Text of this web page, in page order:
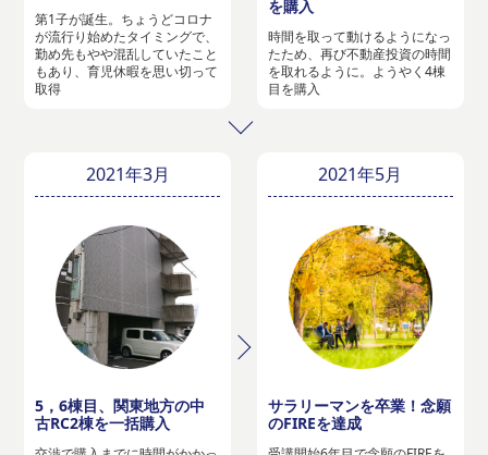
第1子が誕生。ちょうどコロナ
が流行り始めたタイミングで、
勤め先もやや混乱していたこと
もあり、育児休暇を思い切って
取得
を購入
時間を取って動けるようになっ
たため、再び不動産投資の時間
を取れるように。ようやく4棟
目を購入
2021年3月
5，6棟目、関東地方の中
古RC2棟を一括購入
2021年5月
サラリーマンを卒業！念願
のFIREを達成